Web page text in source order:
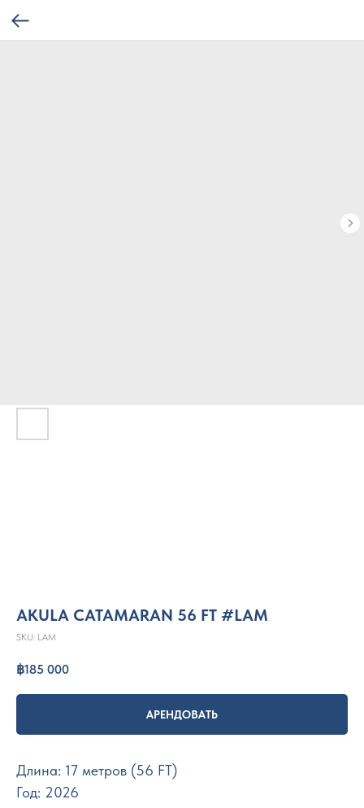
AKULA CATAMARAN 56 FT #LAM
SKU: LAM
฿185 000
АРЕНДОВАТЬ
Длина: 17 метров (56 FT)
Год: 2026